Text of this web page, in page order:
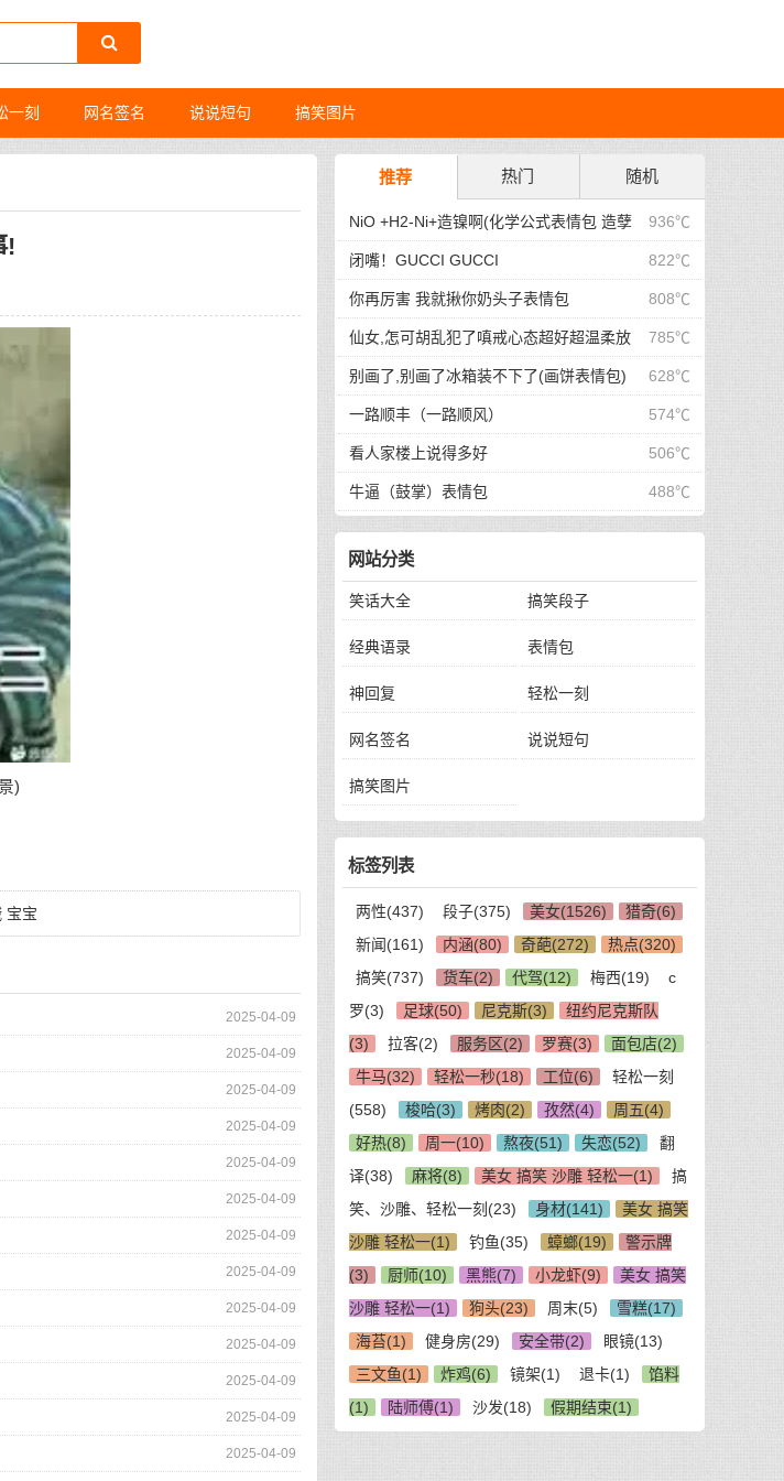
一刻 网名签名 说说短句 搞笑图片
!
)
宝宝
2025-04-09
2025-04-09
2025-04-09
2025-04-09
2025-04-09
2025-04-09
2025-04-09
2025-04-09
2025-04-09
2025-04-09
2025-04-09
2025-04-09
2025-04-09
推荐 热门 随机
936℃
NiO +H2-Ni+造镍啊(化学公式表情包 造孽
啊表情包) 822℃
闭嘴！GUCCI GUCCI
808℃
你再厉害 我就揪你奶头子表情包
785℃
仙女,怎可胡乱犯了嗔戒心态超好超温柔放
下屠刀莫生气有点耐心保持理智那就 628℃
别画了,别画了冰箱装不下了(画饼表情包)
574℃
一路顺丰（一路顺风）
506℃
看人家楼上说得多好
488℃
牛逼（鼓掌）表情包
网站分类
笑话大全 搞笑段子
经典语录 表情包
神回复 轻松一刻
网名签名 说说短句
搞笑图片
标签列表
两性(437) 段子(375) 美女(1526)
猎奇(6)
新闻(161)
内涵(80) 奇葩(272)
热点(320)
搞笑(737)
货车(2) 代驾(12) 梅西(19)
c
罗(3)
足球(50) 尼克斯(3)
纽约尼克斯队
(3)
拉客(2) 服务区(2) 罗赛(3)
面包店(2)
牛马(32)
轻松一秒(18) 工位(6)
轻松一刻
(558)
梭哈(3) 烤肉(2) 孜然(4)
周五(4)
好热(8)
周一(10) 熬夜(51) 失恋(52)
翻
译(38)
麻将(8) 美女 搞笑 沙雕 轻松一(1)
搞
笑、沙雕、轻松一刻(23)
身材(141)
美女 搞笑
沙雕 轻松一(1)
钓鱼(35) 蟑螂(19)
警示牌
(3)
厨师(10) 黑熊(7) 小龙虾(9)
美女 搞笑
沙雕 轻松一(1)
狗头(23) 周末(5)
雪糕(17)
海苔(1)
健身房(29) 安全带(2)
眼镜(13)
三文鱼(1)
炸鸡(6) 镜架(1) 退卡(1)
馅料
(1)
陆师傅(1) 沙发(18) 假期结束(1)